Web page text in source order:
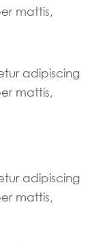
mattis,
adipiscing
mattis,
adipiscing
mattis,